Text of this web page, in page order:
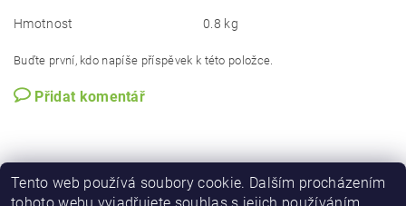
Hmotnost 0.8 kg
Buďte první, kdo napíše příspěvek k této položce.
Přidat komentář
Tento web používá soubory cookie. Dalším procházením